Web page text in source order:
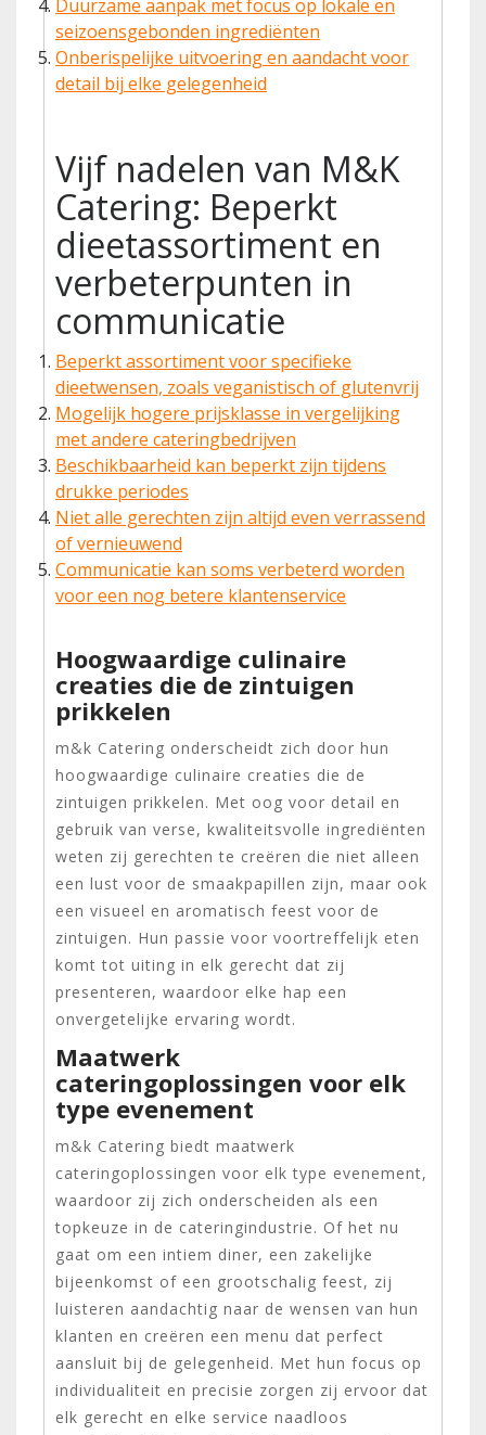
Duurzame aanpak met focus op lokale en
seizoensgebonden ingrediënten
Onberispelijke uitvoering en aandacht voor
detail bij elke gelegenheid
Vijf nadelen van M&K
Catering: Beperkt
dieetassortiment en
verbeterpunten in
communicatie
Beperkt assortiment voor specifieke
dieetwensen, zoals veganistisch of glutenvrij
Mogelijk hogere prijsklasse in vergelijking
met andere cateringbedrijven
Beschikbaarheid kan beperkt zijn tijdens
drukke periodes
Niet alle gerechten zijn altijd even verrassend
of vernieuwend
Communicatie kan soms verbeterd worden
voor een nog betere klantenservice
Hoogwaardige culinaire
creaties die de zintuigen
prikkelen
m&k Catering onderscheidt zich door hun
hoogwaardige culinaire creaties die de
zintuigen prikkelen. Met oog voor detail en
gebruik van verse, kwaliteitsvolle ingrediënten
weten zij gerechten te creëren die niet alleen
een lust voor de smaakpapillen zijn, maar ook
een visueel en aromatisch feest voor de
zintuigen. Hun passie voor voortreffelijk eten
komt tot uiting in elk gerecht dat zij
presenteren, waardoor elke hap een
onvergetelijke ervaring wordt.
Maatwerk
cateringoplossingen voor elk
type evenement
m&k Catering biedt maatwerk
cateringoplossingen voor elk type evenement,
waardoor zij zich onderscheiden als een
topkeuze in de cateringindustrie. Of het nu
gaat om een intiem diner, een zakelijke
bijeenkomst of een grootschalig feest, zij
luisteren aandachtig naar de wensen van hun
klanten en creëren een menu dat perfect
aansluit bij de gelegenheid. Met hun focus op
individualiteit en precisie zorgen zij ervoor dat
elk gerecht en elke service naadloos